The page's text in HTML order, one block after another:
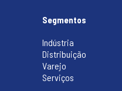
Segmentos
Indústria
Distribuição
Varejo
Serviços